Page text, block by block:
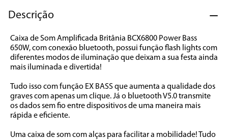
Descrição
Caixa de Som Amplificada Britânia BCX6800 Power Bass
650W, com conexão bluetooth, possui função flash lights com
diferentes modos de iluminação que deixam a sua festa ainda
mais iluminada e divertida!
Tudo isso com função EX BASS que aumenta a qualidade dos
graves com apenas um clique. Já o bluetooth V5.0 transmite
os dados sem fio entre dispositivos de uma maneira mais
rápida e eficiente.
Uma caixa de som com alças para facilitar a mobilidade! Tudo
9º forno
10º ventilador